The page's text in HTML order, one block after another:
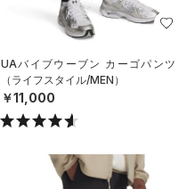
UAバイブウーブン カーゴパンツ
（ライフスタイル/MEN）
￥11,000